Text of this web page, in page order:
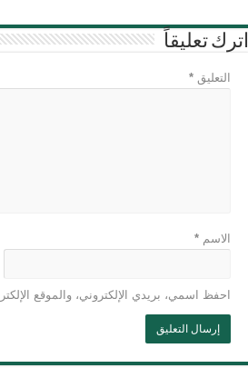
اترك تعليقاً
التعليق*
الاسم*
احفظ اسمي، بريدي الإلكتروني، والموقع